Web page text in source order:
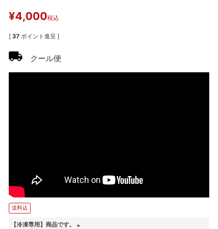
¥4,000税込
[ 37 ポイント進呈 ]
クール便
送料込
【冷凍専用】商品です。